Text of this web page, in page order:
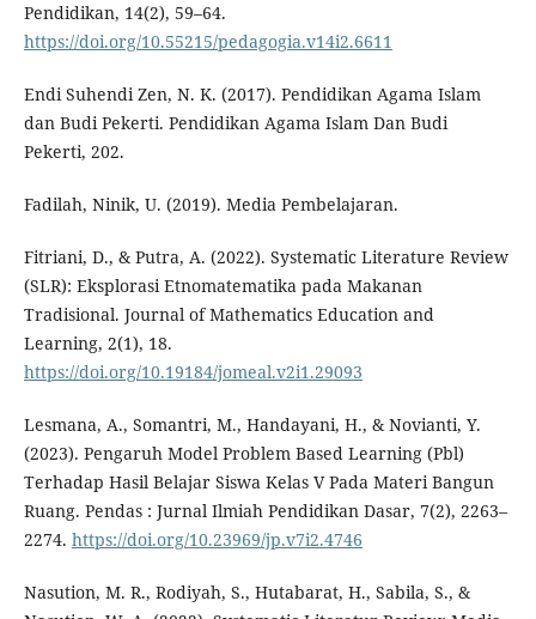
Pendidikan, 14(2), 59–64.
https://doi.org/10.55215/pedagogia.v14i2.6611
Endi Suhendi Zen, N. K. (2017). Pendidikan Agama Islam
dan Budi Pekerti. Pendidikan Agama Islam Dan Budi
Pekerti, 202.
Fadilah, Ninik, U. (2019). Media Pembelajaran.
Fitriani, D., & Putra, A. (2022). Systematic Literature Review
(SLR): Eksplorasi Etnomatematika pada Makanan
Tradisional. Journal of Mathematics Education and
Learning, 2(1), 18.
https://doi.org/10.19184/jomeal.v2i1.29093
Lesmana, A., Somantri, M., Handayani, H., & Novianti, Y.
(2023). Pengaruh Model Problem Based Learning (Pbl)
Terhadap Hasil Belajar Siswa Kelas V Pada Materi Bangun
Ruang. Pendas : Jurnal Ilmiah Pendidikan Dasar, 7(2), 2263–
2274. https://doi.org/10.23969/jp.v7i2.4746
Nasution, M. R., Rodiyah, S., Hutabarat, H., Sabila, S., &